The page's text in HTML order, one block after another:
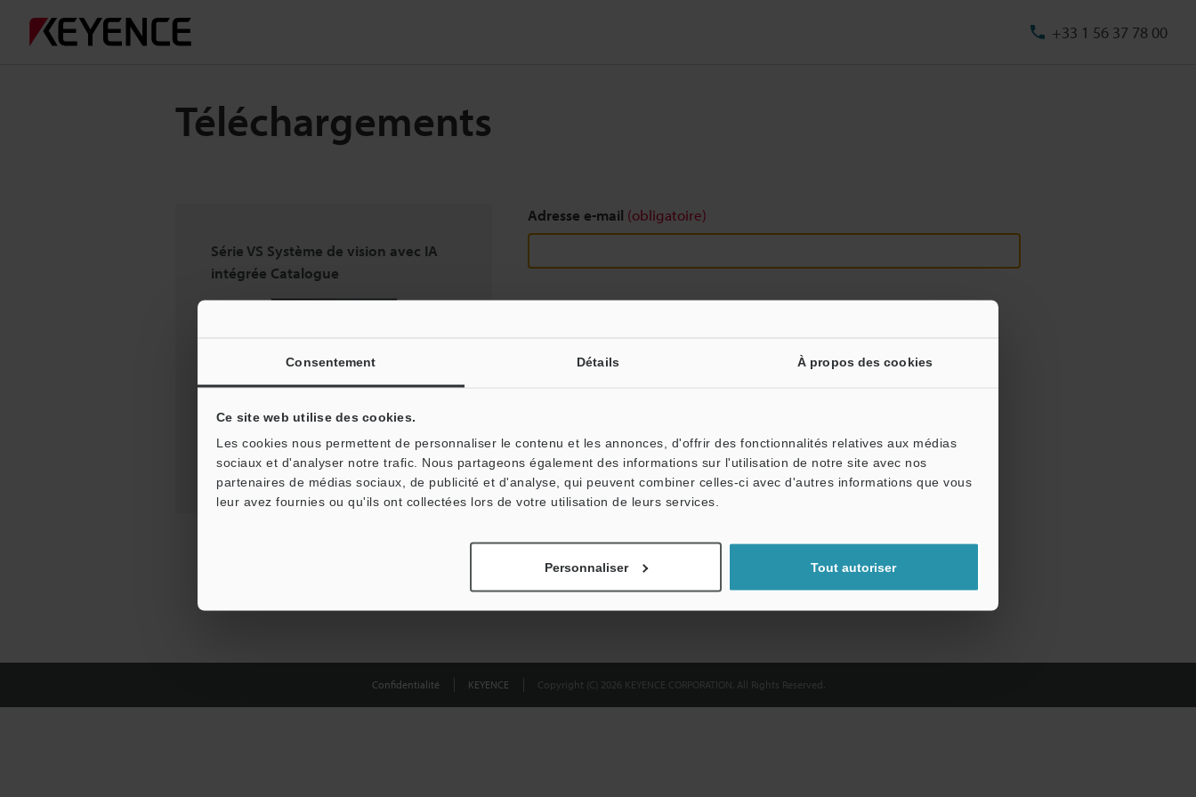
Consentement Détails À propos des cookies
Ce site web utilise des cookies.
Les cookies nous permettent de personnaliser le contenu et les annonces, d'offrir des fonctionnalités relatives aux médias
sociaux et d'analyser notre trafic. Nous partageons également des informations sur l'utilisation de notre site avec nos
partenaires de médias sociaux, de publicité et d'analyse, qui peuvent combiner celles-ci avec d'autres informations que vous
leur avez fournies ou qu'ils ont collectées lors de votre utilisation de leurs services.
Personnaliser Tout autoriser
+33 1 56 37 78 00
Téléchargements
Série VS Système de vision avec IA
intégrée Catalogue
Adresse e-mail (obligatoire)
Confidentialité
Confidentialité KEYENCE Copyright (C) 2026 KEYENCE CORPORATION. All Rights Reserved.